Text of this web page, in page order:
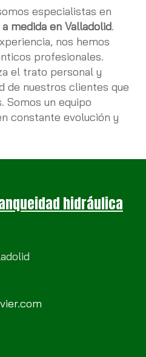
especialistas en
medida en Valladolid.
nos hemos
profesionales.
el trato personal y
de nuestros clientes que
Somos un equipo
constante evolución y
hidráulica